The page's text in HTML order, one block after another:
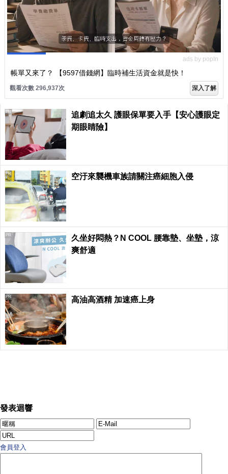
ads by popIn
帳單又來了？ 【9597借錢網】臨時補生活資金就是快！
觀看次數 296,937次 深入了解
追劇追太久 護眼保單要入手【安心護眼定
期眼睛險】
PR
空汙來襲機車族請關注癌細胞入侵
PR
久坐好悶熱？N COOL 腰靠墊、坐墊，涼
爽舒適
PR
高油高酒精 加速癌上身
PR
發表迴響
會員登入